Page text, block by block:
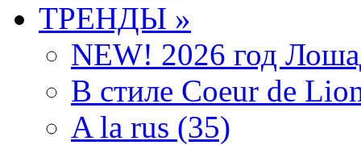
ТРЕНДЫ »
NEW! 2026 год
В стиле Coeur de
A la rus (35)